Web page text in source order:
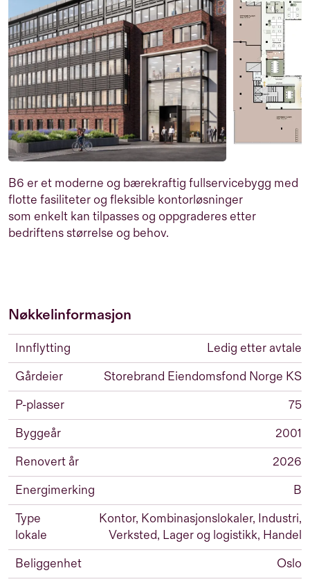
B6 er et moderne og bærekraftig fullservicebygg med
flotte fasiliteter og fleksible kontorløsninger
som enkelt kan tilpasses og oppgraderes etter
bedriftens størrelse og behov.
Nøkkelinformasjon
Innflytting
Ledig etter avtale
Gårdeier
Storebrand Eiendomsfond Norge KS
P-plasser
75
Byggeår
2001
Renovert år
2026
Energimerking
B
Type
lokale
Kontor, Kombinasjonslokaler, Industri,
Verksted, Lager og logistikk, Handel
Beliggenhet
Oslo